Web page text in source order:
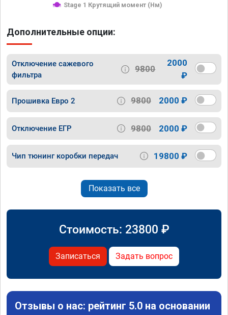
Stage 1 Крутящий момент (Нм)
Дополнительные опции:
Отключение сажевого
фильтра
9800
2000
₽
Прошивка Евро 2 9800 2000 ₽
Отключение ЕГР 9800 2000 ₽
Чип тюнинг коробки передач 19800 ₽
Показать все
Стоимость: 23800 ₽
Записаться Задать вопрос
Отзывы о нас: рейтинг 5.0 на основании